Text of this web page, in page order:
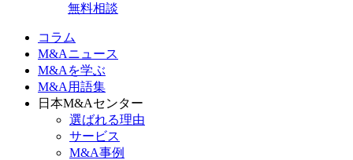
無料相談
コラム
M&Aニュース
M&Aを学ぶ
M&A用語集
日本M&Aセンター
選ばれる理由
サービス
M&A事例